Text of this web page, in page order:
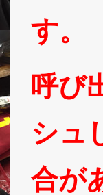
す。
呼び
シュ
合が